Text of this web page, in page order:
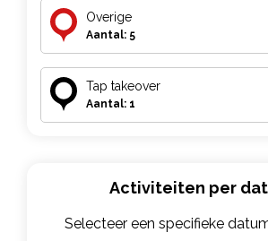
Overige
Aantal: 5
Tap takeover
Aantal: 1
Activiteiten per
Selecteer een specifieke